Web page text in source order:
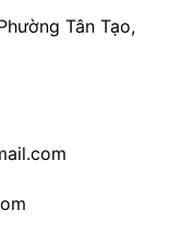
Tân Tạo,